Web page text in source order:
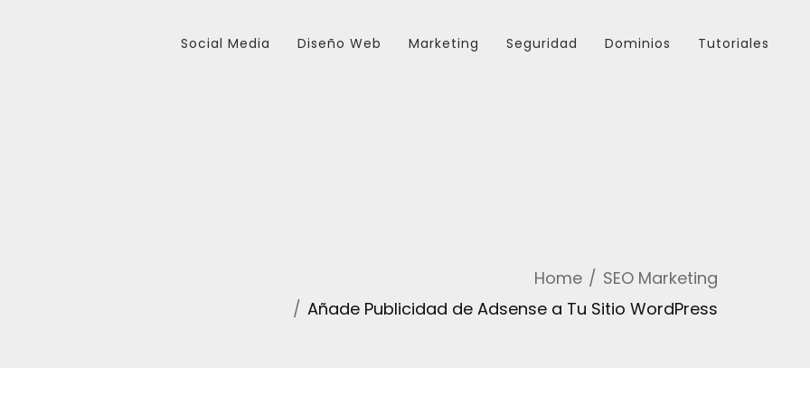
Social Media Diseño Web Marketing Seguridad Dominios Tutoriales
Home
SEO Marketing
Añade Publicidad de Adsense a Tu Sitio WordPress